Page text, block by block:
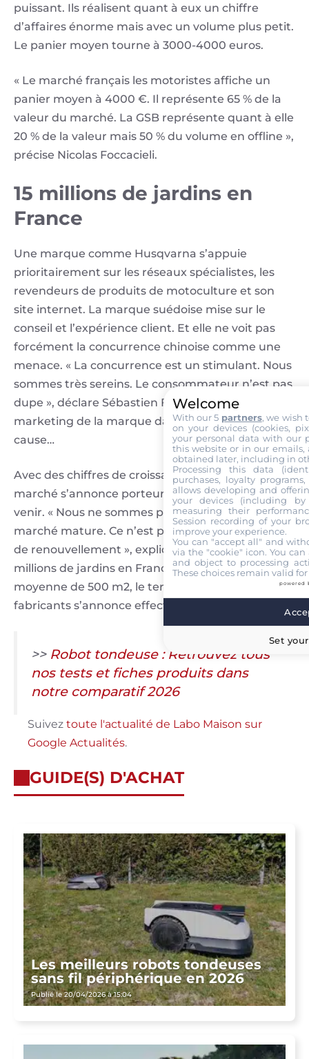
puissant. Ils réalisent quant à eux un chiffre
d’affaires énorme mais avec un volume plus petit.
Le panier moyen tourne à 3000-4000 euros.
« Le marché français les motoristes affiche un
panier moyen à 4000 €. Il représente 65 % de la
valeur du marché. La GSB représente quant à elle
20 % de la valeur mais 50 % du volume en offline »,
précise Nicolas Foccacieli.
15 millions de jardins en
France
Une marque comme Husqvarna s’appuie
prioritairement sur les réseaux spécialistes, les
revendeurs de produits de motoculture et son
site internet. La marque suédoise mise sur le
conseil et l’expérience client. Et elle ne voit pas
forcément la concurrence chinoise comme une
menace. « La concurrence est un stimulant. Nous
sommes très sereins. Le consommateur n’est pas
dupe », déclare Sébastien Fernet, directeur
marketing de la marque dans l’hexagone. Et pour
cause…
Avec des chiffres de croissance à deux chiffres, le
marché s’annonce porteur dans les années à
venir. « Nous ne sommes pas encore sur un
marché mature. Ce n’est pas encore un marché
de renouvellement », explique-t-il. Et avec 15
millions de jardins en France, avec une superficie
moyenne de 500 m2, le terrain de jeu pour les
fabricants s’annonce effectivement très juteux.
>> Robot tondeuse : Retrouvez tous
nos tests et fiches produits dans
notre comparatif 2026
Suivez toute l'actualité de Labo Maison sur
Google Actualités.
GUIDE(S) D'ACHAT
Les meilleurs robots tondeuses
sans fil périphérique en 2026
Publié le 20/04/2026 à 15:04
Welcome
With our 5 partners, we wish
on your devices (cookies,
your personal data with our
this website or in our emails,
obtained later, including in
Processing this data
purchases, loyalty
allows developing and
your devices (including
measuring their
Session recording of your
improve your experience.
You can "accept all" and
via the "cookie" icon. You
and object to processing
These choices remain valid
powered
Set